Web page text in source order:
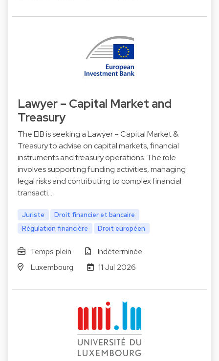
Lawyer – Capital Market and
Treasury
The EIB is seeking a Lawyer – Capital Market &
Treasury to advise on capital markets, financial
instruments and treasury operations. The role
involves supporting funding activities, managing
legal risks and contributing to complex financial
transacti…
Juriste
Droit financier et bancaire
Régulation financière
Droit européen
Temps plein
Indéterminée
Luxembourg
11 Jul 2026